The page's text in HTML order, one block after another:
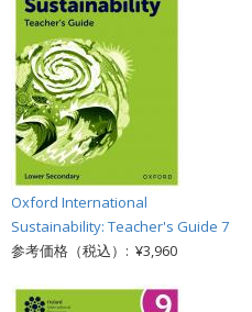
Oxford International
Sustainability: Teacher's Guide 7
参考価格（税込）: ¥3,960